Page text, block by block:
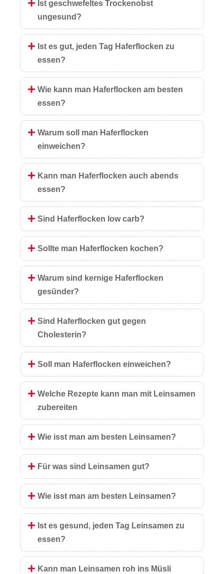
Ist geschwefeltes Trockenobst
ungesund?
Ist es gut, jeden Tag Haferflocken zu
essen?
Wie kann man Haferflocken am besten
essen?
Warum soll man Haferflocken
einweichen?
Kann man Haferflocken auch abends
essen?
Sind Haferflocken low carb?
Sollte man Haferflocken kochen?
Warum sind kernige Haferflocken
gesünder?
Sind Haferflocken gut gegen
Cholesterin?
Soll man Haferflocken einweichen?
Welche Rezepte kann man mit Leinsamen
zubereiten
Wie isst man am besten Leinsamen?
Für was sind Leinsamen gut?
Wie isst man am besten Leinsamen?
Ist es gesund, jeden Tag Leinsamen zu
essen?
Kann man Leinsamen roh ins Müsli